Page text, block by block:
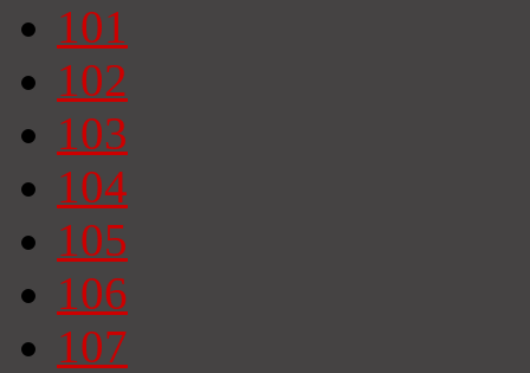
101
102
103
104
105
106
107